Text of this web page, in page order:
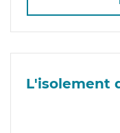
L'isolement